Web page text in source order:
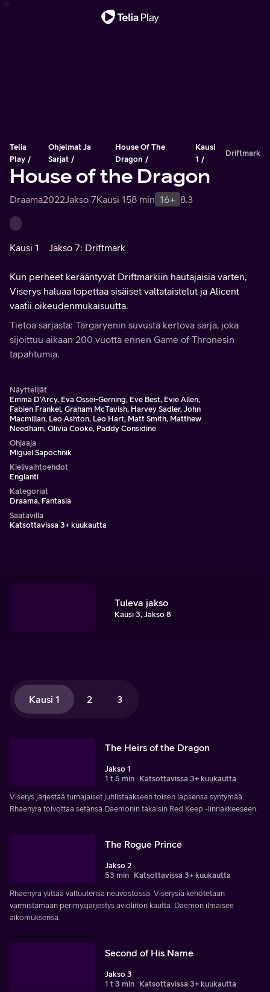
Telia
Play
Ohjelmat Ja
Sarjat
House Of The
Dragon
Kausi
1
Driftmark
House of the Dragon
Draama2022Jakso 7Kausi 158 min 16+ 8.3
Kausi 1 Jakso 7: Driftmark
Kun perheet kerääntyvät Driftmarkiin hautajaisia varten,
Viserys haluaa lopettaa sisäiset valtataistelut ja Alicent
vaatii oikeudenmukaisuutta.
Tietoa sarjasta: Targaryenin suvusta kertova sarja, joka
sijoittuu aikaan 200 vuotta ennen Game of Thronesin
tapahtumia.
Näyttelijät
Emma D'Arcy, Eva Ossei-Gerning, Eve Best, Evie Allen,
Fabien Frankel, Graham McTavish, Harvey Sadler, John
Macmillan, Leo Ashton, Leo Hart, Matt Smith, Matthew
Needham, Olivia Cooke, Paddy Considine
Ohjaaja
Miguel Sapochnik
Kielivaihtoehdot
Englanti
Kategoriat
Draama, Fantasia
Saatavilla
Katsottavissa 3+ kuukautta
Tuleva jakso
Kausi 3, Jakso 8
Kausi 1 2 3
The Heirs of the Dragon
Jakso 1
1 t 5 min Katsottavissa 3+ kuukautta
Viserys järjestää turnajaiset juhlistaakseen toisen lapsensa syntymää.
Rhaenyra toivottaa setänsä Daemonin takaisin Red Keep -linnakkeeseen.
The Rogue Prince
Jakso 2
53 min Katsottavissa 3+ kuukautta
Rhaenyra ylittää valtuutensa neuvostossa. Viserysiä kehotetaan
varmistamaan perimysjärjestys avioliiton kautta. Daemon ilmaisee
aikomuksensa.
Second of His Name
Jakso 3
1 t 3 min Katsottavissa 3+ kuukautta